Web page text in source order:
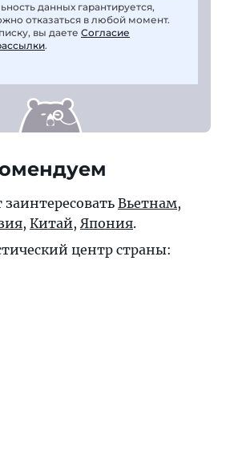
данных гарантируется,
отказаться в любой момент.
вы даете Согласие
.
Вьетнам,
, Китай, Япония.
центр страны: